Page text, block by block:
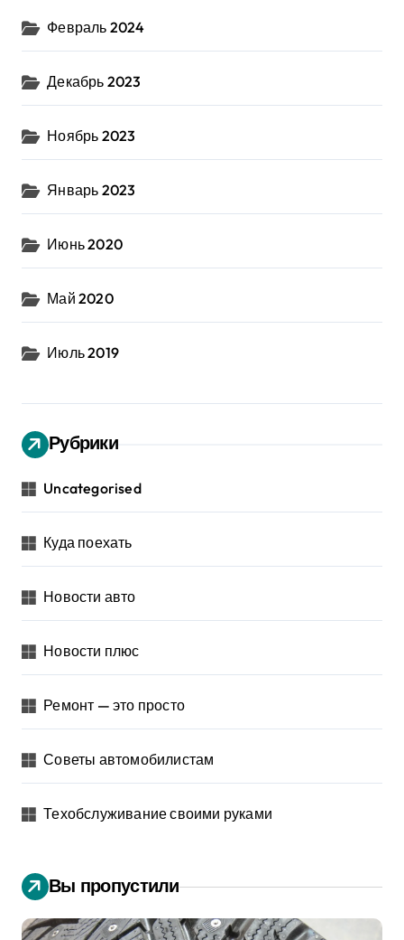
Февраль 2024
Декабрь 2023
Ноябрь 2023
Январь 2023
Июнь 2020
Май 2020
Июль 2019
Рубрики
Uncategorised
Куда поехать
Новости авто
Новости плюс
Ремонт — это просто
Советы автомобилистам
Техобслуживание своими руками
Вы пропустили